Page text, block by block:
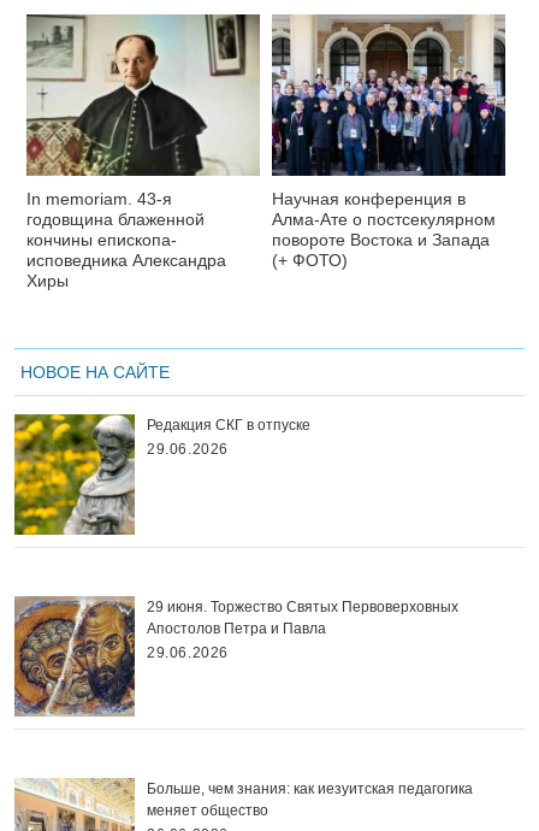
In memoriam. 43-я
годовщина блаженной
кончины епископа-
исповедника Александра
Хиры
Научная конференция в
Алма-Ате о постсекулярном
повороте Востока и Запада
(+ ФОТО)
НОВОЕ НА САЙТЕ
Редакция СКГ в отпуске
29.06.2026
29 июня. Торжество Святых Первоверховных
Апостолов Петра и Павла
29.06.2026
Больше, чем знания: как иезуитская педагогика
меняет общество